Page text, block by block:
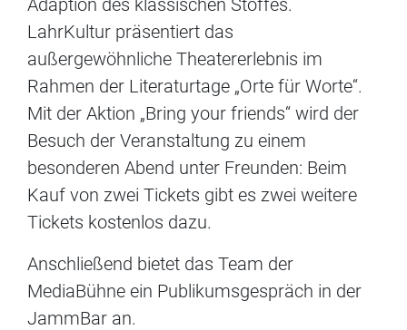
LahrKultur präsentiert das
außergewöhnliche Theatererlebnis im
Rahmen der Literaturtage „Orte für Worte“.
Mit der Aktion „Bring your friends“ wird der
Besuch der Veranstaltung zu einem
besonderen Abend unter Freunden: Beim
Kauf von zwei Tickets gibt es zwei weitere
Tickets kostenlos dazu.
Anschließend bietet das Team der
MediaBühne ein Publikumsgespräch in der
JammBar an.